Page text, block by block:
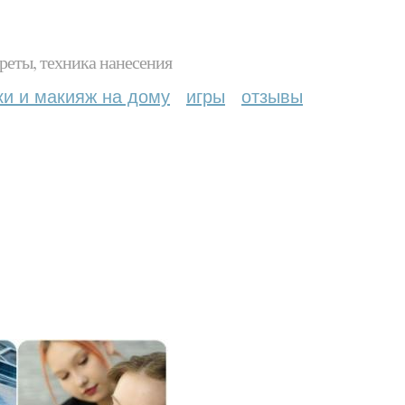
техника нанесения
и макияж на дому игры отзывы